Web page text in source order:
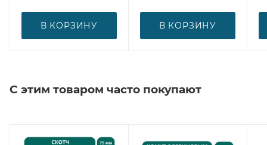
В КОРЗИНУ В КОРЗИНУ
С этим товаром часто покупают